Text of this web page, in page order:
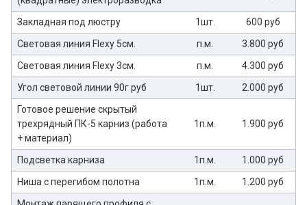
Закладная под люстру 1шт.
600 руб
Световая линия Flexy 5см.
п.м.
3.800 руб
Световая линия Flexy 3см.
п.м.
4.300 руб
Угол световой линии 90г руб
1шт.
2.000 руб
Готовое решение скрытый
трехрядный ПК-5 карниз (работа
+ материал)
1п.м. 1.900 руб
Подсветка карниза 1п.м.
1.000 руб
Ниша с перегибом полотна
1п.м.
1.200 руб